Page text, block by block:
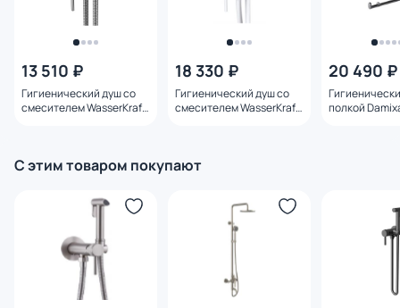
13 510 ₽
Гигиенический душ со
смесителем WasserKraft
18 330 ₽
Гигиенический душ со
смесителем WasserKraft
20 490 ₽
полкой
С этим товаром покупают